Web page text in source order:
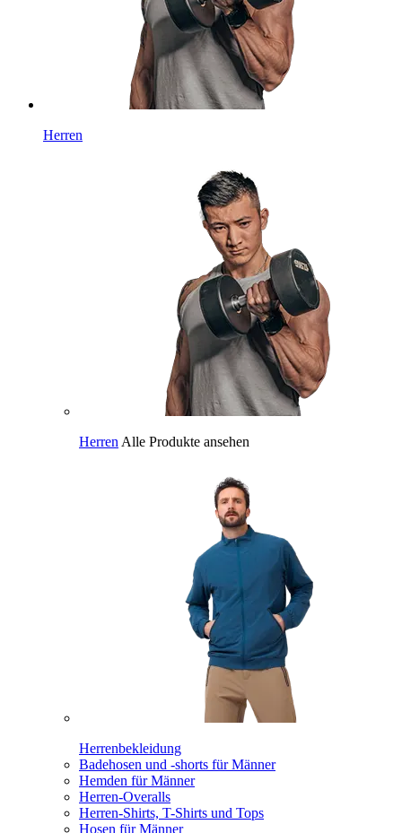
Herren
Herren Alle Produkte ansehen
Herrenbekleidung
Badehosen und -shorts für Männer
Hemden für Männer
Herren-Overalls
Herren-Shirts, T-Shirts und Tops
Hosen für Männer